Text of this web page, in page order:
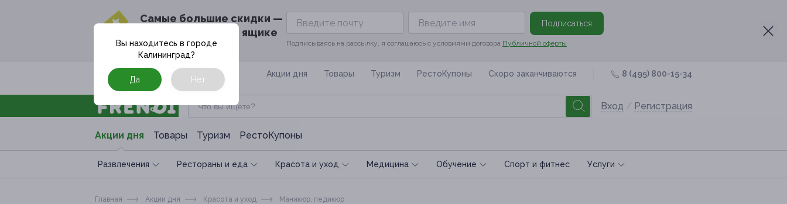
Cамые большие скидки —
в твоём почтовом ящике
Подписаться
Подписываясь на рассылку, я соглашаюсь с условиями договора Публичной оферты
Москва Акции дня Товары Туризм РестоКупоны Скоро заканчиваются 8 (495) 800-15-34
Вход / Регистрация
Акции дня Товары Туризм РестоКупоны
Развлечения Рестораны и еда Красота и уход Медицина Обучение Спoрт и фитнес Услуги
Вы находитесь в городе
Калининград?
Да Нет
Главная Акции дня Красота и уход Маникюр, педикюр